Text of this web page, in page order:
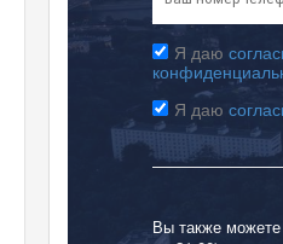
Я даю
Я даю
Вы также можете